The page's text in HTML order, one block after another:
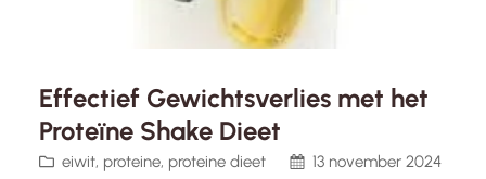
Effectief Gewichtsverlies met het
Proteïne Shake Dieet
eiwit, proteine, proteine dieet
13 november 2024